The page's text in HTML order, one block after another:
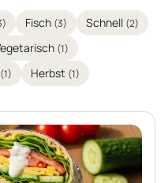
Fisch (3) Schnell (2)
(1)
(1) Herbst (1)